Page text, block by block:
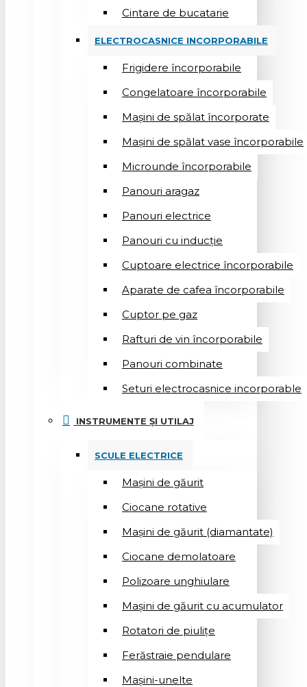
Cintare de bucatarie
ELECTROCASNICE INCORPORABILE
Frigidere încorporabile
Congelatoare încorporabile
Mașini de spălat încorporate
Mașini de spălat vase încorporabile
Microunde încorporabile
Panouri aragaz
Panouri electrice
Panouri cu inducție
Cuptoare electrice încorporabile
Aparate de cafea încorporabile
Cuptor pe gaz
Rafturi de vin încorporabile
Panouri combinate
Seturi electrocasnice incorporable
INSTRUMENTE ȘI UTILAJ
SCULE ELECTRICE
Mașini de găurit
Ciocane rotative
Mașini de găurit (diamantate)
Ciocane demolatoare
Polizoare unghiulare
Mașini de găurit cu acumulator
Rotatori de piuliţe
Ferăstraie pendulare
Mașini-unelte